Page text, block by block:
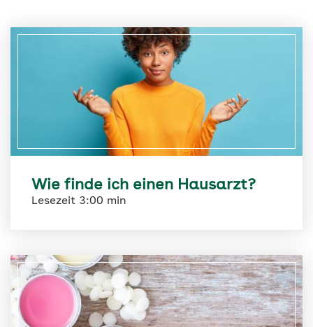
Wie finde ich einen Hausarzt?
Lesezeit 3:00 min